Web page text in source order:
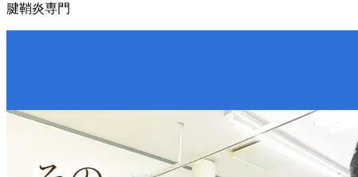
腱鞘炎専門